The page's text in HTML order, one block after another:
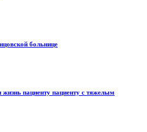
больнице
пациенту пациенту с тяжелым